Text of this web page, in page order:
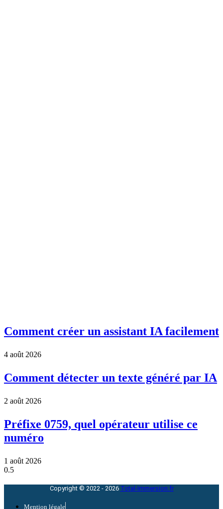
Comment créer un assistant IA facilement
4 août 2026
Comment détecter un texte généré par IA
2 août 2026
Préfixe 0759, quel opérateur utilise ce
numéro
1 août 2026
Copyright © 2022 - 2026 Total-Immersion.fr
Mention légale